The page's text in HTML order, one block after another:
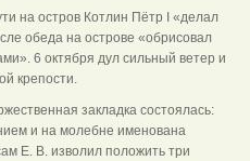
на остров Котлин Пётр I «делал
обеда на острове «обрисовал
6 октября дул сильный ветер и
крепости.
закладка состоялась:
и на молебне именована
Е. В. изволил положить три